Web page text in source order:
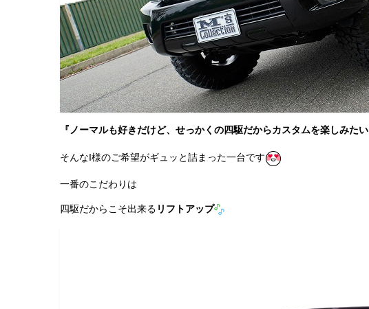
『ノーマルも好きだけど、せっかくの四駆だからカスタムを楽しみたい
そんなI様のご希望がギュッと詰まった一台です
一番のこだわりは
四駆だからこそ出来る リフトアップ